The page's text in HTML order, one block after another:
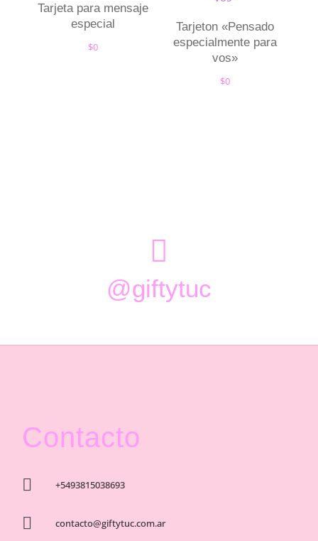
Tarjeta para mensaje
especial
$0
Tarjeton «Pensado
especialmente para
vos»
$0

@giftytuc
Contacto
 +5493815038693
 contacto@giftytuc.com.ar